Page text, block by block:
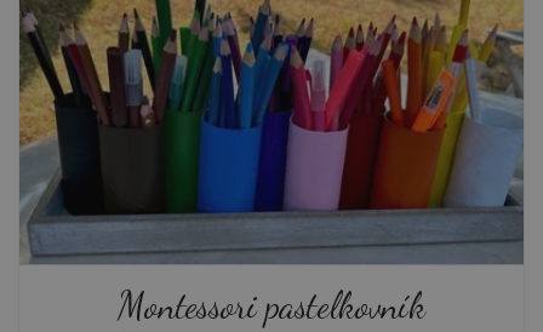
Montessori pastelkovník